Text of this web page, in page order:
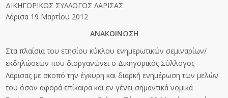
ΔΙΚΗΓΟΡΙΚΟΣ ΣΥΛΛΟΓΟΣ ΛΑΡΙΣΑΣ
Λάρισα 19 Μαρτίου 2012
ΑΝΑΚΟΙΝΩΣΗ
Στα πλαίσια του ετησίου κύκλου ενημερωτικών σεμιναρίων/
εκδηλώσεων που διοργανώνει ο Δικηγορικός Σύλλογος
Λάρισας με σκοπό την έγκυρη και διαρκή ενημέρωση των μελών
του όσον αφορά επίκαιρα και εν γένει σημαντικά νομικά